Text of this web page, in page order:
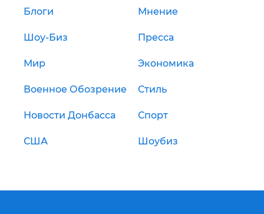
Блоги Мнение
Шоу-Биз Пресса
Мир Экономика
Военное Обозрение Стиль
Новости Донбасса Спорт
США Шоубиз